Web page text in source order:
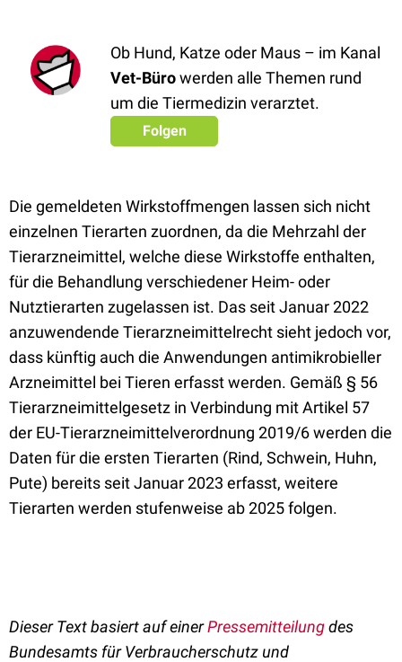
Ob Hund, Katze oder Maus – im Kanal
Vet-Bürowerden alle Themen rund
um die Tiermedizin verarztet.
Folgen
Die gemeldeten Wirkstoffmengen lassen sich nicht
einzelnen Tierarten zuordnen, da die Mehrzahl der
Tierarzneimittel, welche diese Wirkstoffe enthalten,
für die Behandlung verschiedener Heim- oder
Nutztierarten zugelassen ist. Das seit Januar 2022
anzuwendende Tierarzneimittelrecht sieht jedoch vor,
dass künftig auch die Anwendungen antimikrobieller
Arzneimittel bei Tieren erfasst werden. Gemäß § 56
Tierarzneimittelgesetz in Verbindung mit Artikel 57
der EU-Tierarzneimittelverordnung 2019/6 werden die
Daten für die ersten Tierarten (Rind, Schwein, Huhn,
Pute) bereits seit Januar 2023 erfasst, weitere
Tierarten werden stufenweise ab 2025 folgen.
Dieser Text basiert auf einerPressemitteilungdes
Bundesamts für Verbraucherschutz und